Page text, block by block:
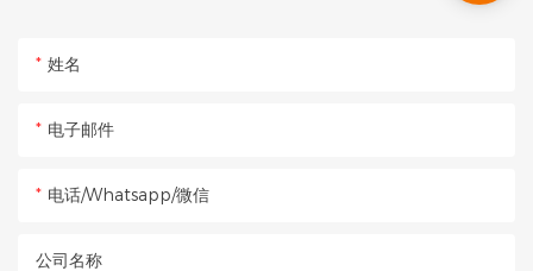
姓名
电子邮件
电话/Whatsapp/微信
公司名称